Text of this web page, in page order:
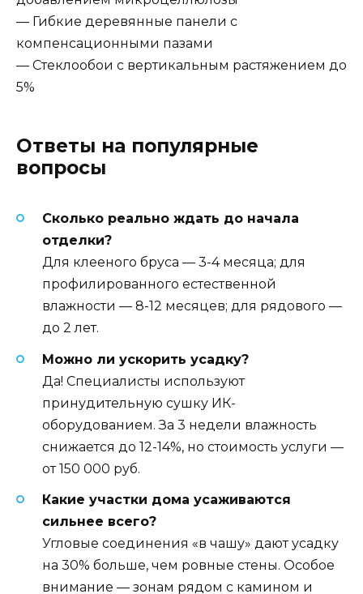
— Гибкие деревянные панели с
компенсационными пазами
— Стеклообои с вертикальным растяжением до
5%
Ответы на популярные
вопросы
Сколько реально ждать до начала
отделки?
Для клееного бруса — 3-4 месяца; для
профилированного естественной
влажности — 8-12 месяцев; для рядового —
до 2 лет.
Можно ли ускорить усадку?
Да! Специалисты используют
принудительную сушку ИК-
оборудованием. За 3 недели влажность
снижается до 12-14%, но стоимость услуги —
от 150 000 руб.
Какие участки дома усаживаются
сильнее всего?
Угловые соединения «в чашу» дают усадку
на 30% больше, чем ровные стены. Особое
внимание — зонам рядом с камином и